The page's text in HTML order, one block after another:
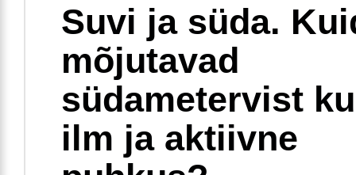
Suvi ja süda.
mõjutavad
südametervist
ilm ja aktiivne